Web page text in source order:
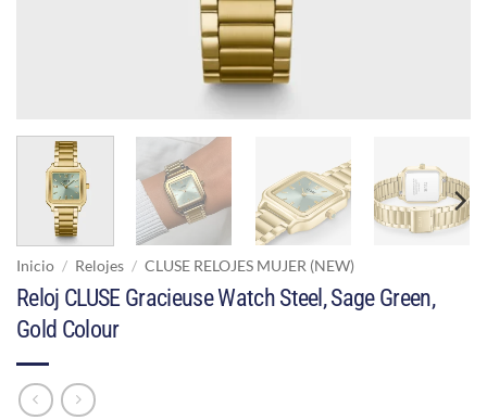
Inicio / Relojes / CLUSE RELOJES MUJER (NEW)
Reloj CLUSE Gracieuse Watch Steel, Sage Green,
Gold Colour